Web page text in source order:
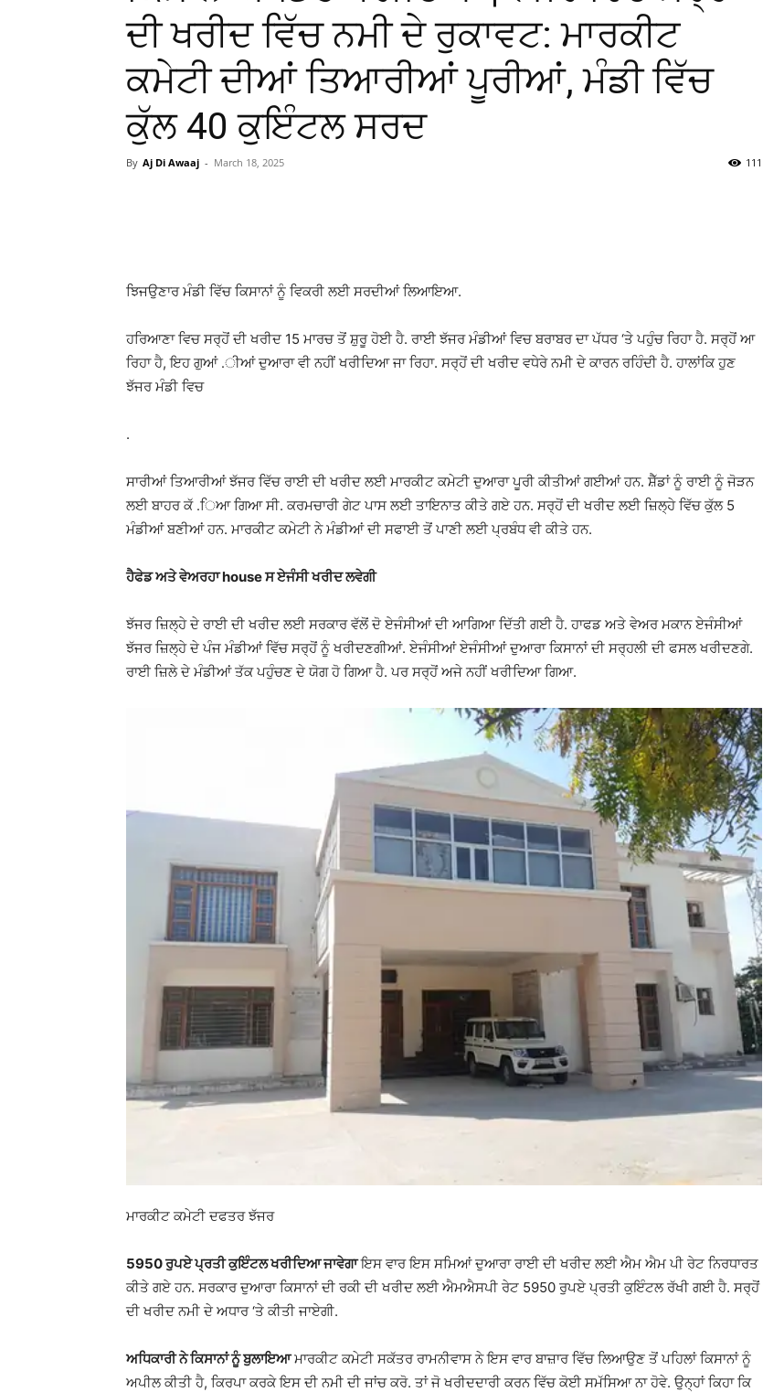
ਦੀ ਖਰੀਦ ਵਿੱਚ ਨਮੀ ਦੇ ਰੁਕਾਵਟ: ਮਾਰਕੀਟ
ਕਮੇਟੀ ਦੀਆਂ ਤਿਆਰੀਆਂ ਪੂਰੀਆਂ, ਮੰਡੀ ਵਿੱਚ
ਕੁੱਲ 40 ਕੁਇੰਟਲ ਸਰਦ
By Aj Di Awaaj - March 18, 2025 111
ਝਿਜਉਣਾਰ ਮੰਡੀ ਵਿੱਚ ਕਿਸਾਨਾਂ ਨੂੰ ਵਿਕਰੀ ਲਈ ਸਰਦੀਆਂ ਲਿਆਇਆ.
ਹਰਿਆਣਾ ਵਿਚ ਸਰ੍ਹੋਂ ਦੀ ਖਰੀਦ 15 ਮਾਰਚ ਤੋਂ ਸ਼ੁਰੂ ਹੋਈ ਹੈ. ਰਾਈ ਝੱਜਰ ਮੰਡੀਆਂ ਵਿਚ ਬਰਾਬਰ ਦਾ ਪੱਧਰ ‘ਤੇ ਪਹੁੰਚ ਰਿਹਾ ਹੈ. ਸਰ੍ਹੋਂ ਆ
ਰਿਹਾ ਹੈ, ਇਹ ਗੁਆਂ .ੀਆਂ ਦੁਆਰਾ ਵੀ ਨਹੀਂ ਖਰੀਦਿਆ ਜਾ ਰਿਹਾ. ਸਰ੍ਹੋਂ ਦੀ ਖਰੀਦ ਵਧੇਰੇ ਨਮੀ ਦੇ ਕਾਰਨ ਰਹਿੰਦੀ ਹੈ. ਹਾਲਾਂਕਿ ਹੁਣ
ਝੱਜਰ ਮੰਡੀ ਵਿਚ
.
ਸਾਰੀਆਂ ਤਿਆਰੀਆਂ ਝੱਜਰ ਵਿੱਚ ਰਾਈ ਦੀ ਖਰੀਦ ਲਈ ਮਾਰਕੀਟ ਕਮੇਟੀ ਦੁਆਰਾ ਪੂਰੀ ਕੀਤੀਆਂ ਗਈਆਂ ਹਨ. ਸ਼ੈੱਡਾਂ ਨੂੰ ਰਾਈ ਨੂੰ ਜੋੜਨ
ਲਈ ਬਾਹਰ ਕੱ .ਿਆ ਗਿਆ ਸੀ. ਕਰਮਚਾਰੀ ਗੇਟ ਪਾਸ ਲਈ ਤਾਇਨਾਤ ਕੀਤੇ ਗਏ ਹਨ. ਸਰ੍ਹੋਂ ਦੀ ਖਰੀਦ ਲਈ ਜ਼ਿਲ੍ਹੇ ਵਿੱਚ ਕੁੱਲ 5
ਮੰਡੀਆਂ ਬਣੀਆਂ ਹਨ. ਮਾਰਕੀਟ ਕਮੇਟੀ ਨੇ ਮੰਡੀਆਂ ਦੀ ਸਫਾਈ ਤੋਂ ਪਾਣੀ ਲਈ ਪ੍ਰਬੰਧ ਵੀ ਕੀਤੇ ਹਨ.
ਹੈਫੇਡ ਅਤੇ ਵੇਅਰਹਾ house ਸ ਏਜੰਸੀ ਖਰੀਦ ਲਵੇਗੀ
ਝੱਜਰ ਜ਼ਿਲ੍ਹੇ ਦੇ ਰਾਈ ਦੀ ਖਰੀਦ ਲਈ ਸਰਕਾਰ ਵੱਲੋਂ ਦੋ ਏਜੰਸੀਆਂ ਦੀ ਆਗਿਆ ਦਿੱਤੀ ਗਈ ਹੈ. ਹਾਫਡ ਅਤੇ ਵੇਅਰ ਮਕਾਨ ਏਜੰਸੀਆਂ
ਝੱਜਰ ਜ਼ਿਲ੍ਹੇ ਦੇ ਪੰਜ ਮੰਡੀਆਂ ਵਿੱਚ ਸਰ੍ਹੋਂ ਨੂੰ ਖਰੀਦਣਗੀਆਂ. ਏਜੰਸੀਆਂ ਏਜੰਸੀਆਂ ਦੁਆਰਾ ਕਿਸਾਨਾਂ ਦੀ ਸਰ੍ਹਲੀ ਦੀ ਫਸਲ ਖਰੀਦਣਗੇ.
ਰਾਈ ਜ਼ਿਲੇ ਦੇ ਮੰਡੀਆਂ ਤੱਕ ਪਹੁੰਚਣ ਦੇ ਯੋਗ ਹੋ ਗਿਆ ਹੈ. ਪਰ ਸਰ੍ਹੋਂ ਅਜੇ ਨਹੀਂ ਖਰੀਦਿਆ ਗਿਆ.
ਮਾਰਕੀਟ ਕਮੇਟੀ ਦਫਤਰ ਝੱਜਰ
5950 ਰੁਪਏ ਪ੍ਰਤੀ ਕੁਇੰਟਲ ਖਰੀਦਿਆ ਜਾਵੇਗਾਇਸ ਵਾਰ ਇਸ ਸਮਿਆਂ ਦੁਆਰਾ ਰਾਈ ਦੀ ਖਰੀਦ ਲਈ ਐਮ ਐਮ ਪੀ ਰੇਟ ਨਿਰਧਾਰਤ
ਕੀਤੇ ਗਏ ਹਨ. ਸਰਕਾਰ ਦੁਆਰਾ ਕਿਸਾਨਾਂ ਦੀ ਰਕੀ ਦੀ ਖਰੀਦ ਲਈ ਐਮਐਸਪੀ ਰੇਟ 5950 ਰੁਪਏ ਪ੍ਰਤੀ ਕੁਇੰਟਲ ਰੱਖੀ ਗਈ ਹੈ. ਸਰ੍ਹੋਂ
ਦੀ ਖਰੀਦ ਨਮੀ ਦੇ ਅਧਾਰ ‘ਤੇ ਕੀਤੀ ਜਾਏਗੀ.
ਅਧਿਕਾਰੀ ਨੇ ਕਿਸਾਨਾਂ ਨੂੰ ਬੁਲਾਇਆਮਾਰਕੀਟ ਕਮੇਟੀ ਸਕੱਤਰ ਰਾਮਨੀਵਾਸ ਨੇ ਇਸ ਵਾਰ ਬਾਜ਼ਾਰ ਵਿੱਚ ਲਿਆਉਣ ਤੋਂ ਪਹਿਲਾਂ ਕਿਸਾਨਾਂ ਨੂੰ
ਅਪੀਲ ਕੀਤੀ ਹੈ, ਕਿਰਪਾ ਕਰਕੇ ਇਸ ਦੀ ਨਮੀ ਦੀ ਜਾਂਚ ਕਰੋ. ਤਾਂ ਜੋ ਖਰੀਦਦਾਰੀ ਕਰਨ ਵਿੱਚ ਕੋਈ ਸਮੱਸਿਆ ਨਾ ਹੋਵੇ. ਉਨ੍ਹਾਂ ਕਿਹਾ ਕਿ